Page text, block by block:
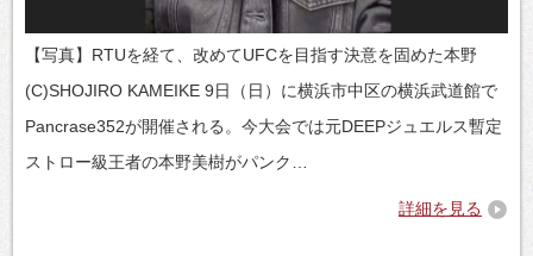
【写真】RTUを経て、改めてUFCを目指す決意を固めた本野
(C)SHOJIRO KAMEIKE 9日（日）に横浜市中区の横浜武道館で
Pancrase352が開催される。今大会では元DEEPジュエルス暫定
ストロー級王者の本野美樹がパンク…
詳細を見る